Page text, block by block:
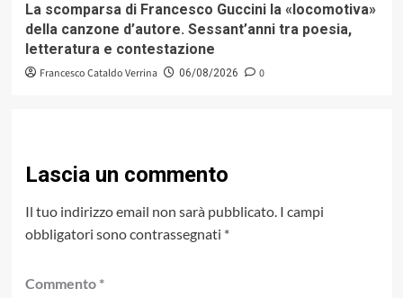
La scomparsa di Francesco Guccini la «locomotiva»
della canzone d’autore. Sessant’anni tra poesia,
letteratura e contestazione
Francesco Cataldo Verrina 06/08/2026 0
Lascia un commento
Il tuo indirizzo email non sarà pubblicato. I campi
obbligatori sono contrassegnati *
Commento *